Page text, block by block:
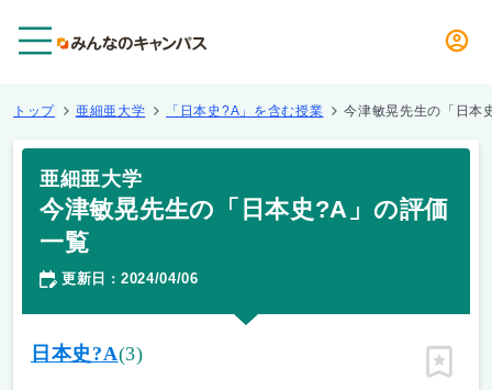
トップ 亜細亜大学 「日本史?A」を含む授業 今津敏晃先生の「日本
亜細亜大学
今津敏晃先生の「日本史?A」の評価
一覧
更新日 ： 2024/04/06
日本史?A(3)
ピン留